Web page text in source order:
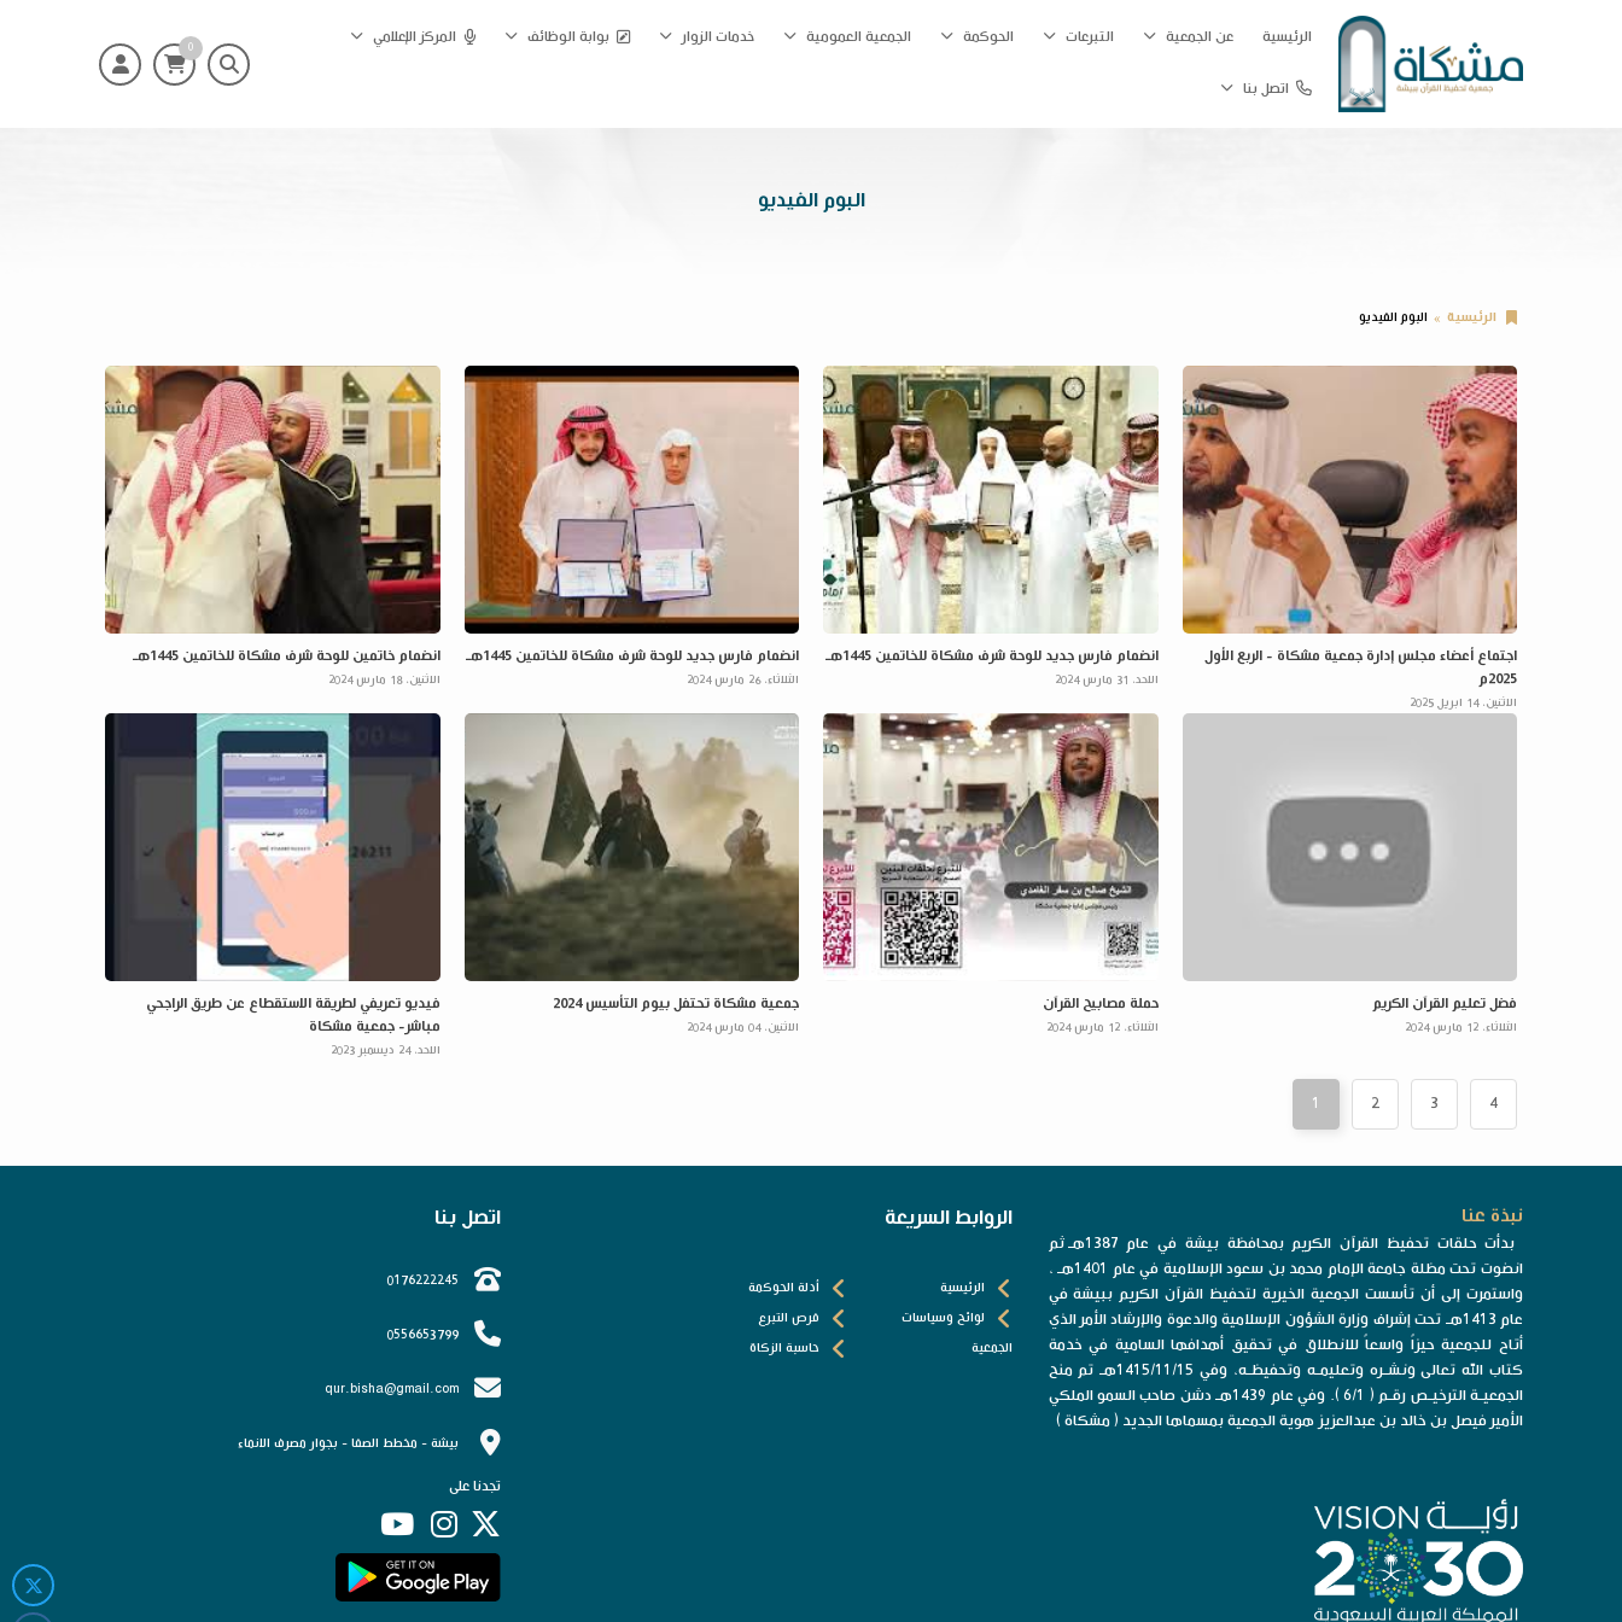
الرئيسية عن الجمعية التبرعات الحوكمة الجمعية العمومية خدمات الزوار بوابة الوظائف المركز الإعلامي
اتصل بنا
0
البوم الفيديو
الرئيسية البوم الفيديو
اجتماع أعضاء مجلس إدارة جمعية مشكاة - الربع الأول
2025م
الاثنين، 14 ابريل 2025
انضمام فارس جديد للوحة شرف مشكاة للخاتمين 1445هـ
الاحد، 31 مارس 2024
انضمام فارس جديد للوحة شرف مشكاة للخاتمين 1445هـ
الثلاثاء، 26 مارس 2024
انضمام خاتمين للوحة شرف مشكاة للخاتمين 1445هـ
الاثنين، 18 مارس 2024
فضل تعليم القرآن الكريم
الثلاثاء، 12 مارس 2024
حملة مصابيح القرآن
الثلاثاء، 12 مارس 2024
جمعية مشكاة تحتفل بيوم التأسيس 2024
الاثنين، 04 مارس 2024
فيديو تعريفي لطريقة الاستقطاع عن طريق الراجحي
مباشر- جمعية مشكاة
الاحد، 24 ديسمبر 2023
1 2 3 4
نبذة عنا
بدأت حلقات تحفيظ القرآن الكريم بمحافظة بيشة في عام 1387هـ ثم
انضوت تحت مظلة جامعة الإمام محمد بن سعود الإسلامية في عام 1401هـ ،
واستمرت إلى أن تأسست الجمعية الخيرية لتحفيظ القرآن الكريم ببيشة في
عام 1413هـ تحت إشراف وزارة الشؤون الإسلامية والدعوة والإرشاد الأمر الذي
أتاح للجمعية حيزاً واسعاً للانطلاق في تحقيق أهدافها السامية في خدمة
كتاب الله تعالى ونشـره وتعليمـه وتحفيظـه، وفي 1415/11/15هـ تم منح
الجمعيـة الترخيـص رقـم ( 6/1 ). وفي عام 1439هـ دشن صاحب السمو الملكي
الأمير فيصل بن خالد بن عبدالعزيز هوية الجمعية بمسماها الجديد ( مشكاة )
الروابط السريعة
الرئيسية
لوائح وسياسات
الجمعية
أدلة الحوكمة
فرص التبرع
حاسبة الزكاة
اتصل بنا
0176222245
0556653799
qur.bisha@gmail.com
بيشة - مخطط الصفا - بجوار مصرف الانماء
تجدنا على